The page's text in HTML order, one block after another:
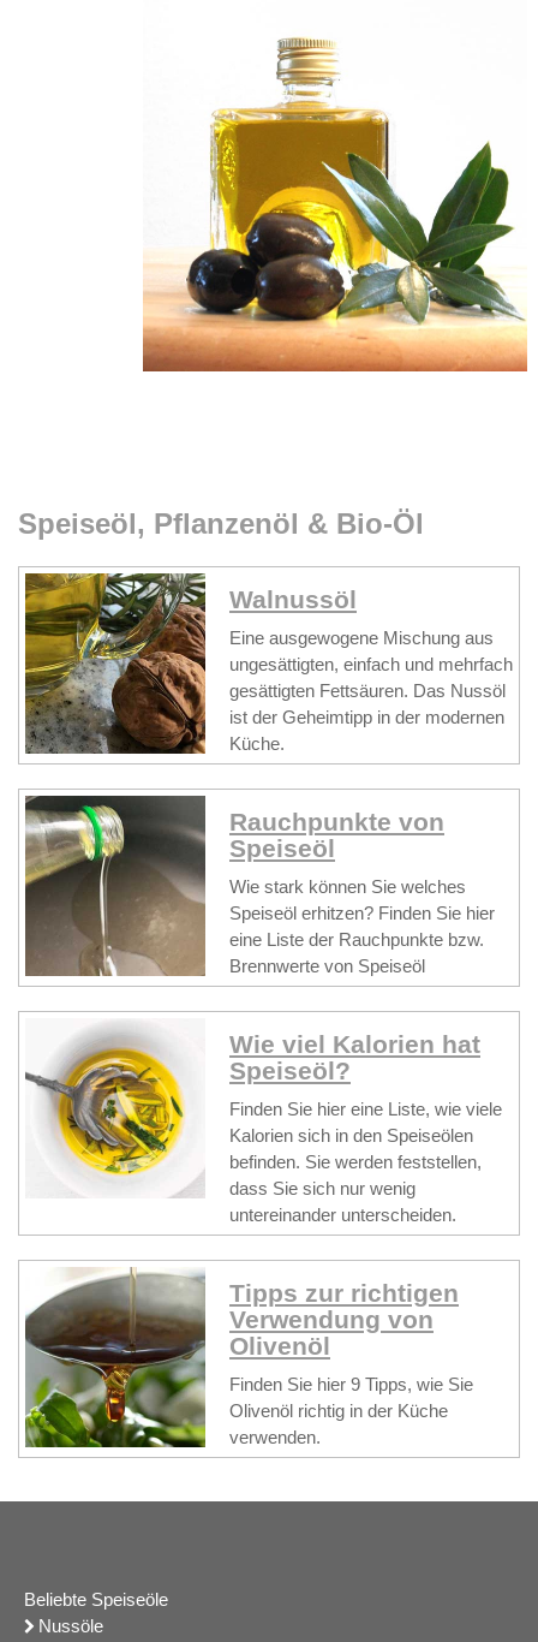
Speiseöl, Pflanzenöl & Bio-Öl
Walnussöl
Eine ausgewogene Mischung aus
ungesättigten, einfach und mehrfach
gesättigten Fettsäuren. Das Nussöl
ist der Geheimtipp in der modernen
Küche.
Rauchpunkte von
Speiseöl
Wie stark können Sie welches
Speiseöl erhitzen? Finden Sie hier
eine Liste der Rauchpunkte bzw.
Brennwerte von Speiseöl
Wie viel Kalorien hat
Speiseöl?
Finden Sie hier eine Liste, wie viele
Kalorien sich in den Speiseölen
befinden. Sie werden feststellen,
dass Sie sich nur wenig
untereinander unterscheiden.
Tipps zur richtigen
Verwendung von
Olivenöl
Finden Sie hier 9 Tipps, wie Sie
Olivenöl richtig in der Küche
verwenden.
Beliebte Speiseöle
Nussöle